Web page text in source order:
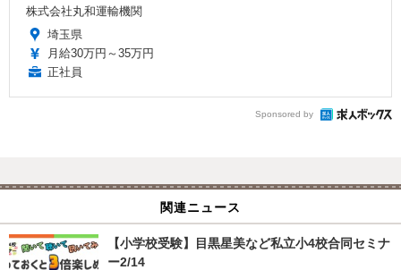
株式会社丸和運輸機関
埼玉県
月給30万円～35万円
正社員
Sponsored by
関連ニュース
【小学校受験】目黒星美など私立小4校合同セミナ
ー2/14